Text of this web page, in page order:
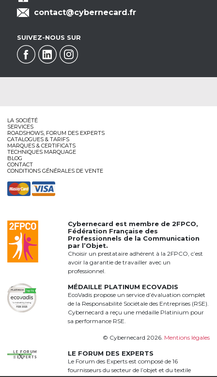
contact@cybernecard.fr
SUIVEZ-NOUS SUR
LA SOCIÉTÉ
SERVICES
ROADSHOWS, FORUM DES EXPERTS
CATALOGUES & TARIFS
MARQUES & CERTIFICATS
TECHNIQUES MARQUAGE
BLOG
CONTACT
CONDITIONS GÉNÉRALES DE VENTE
Cybernecard est membre de2FPCO,
Fédération Française des
Professionnels de la Communication
par l’Objet.
Choisir un prestataire adhérent à la 2FPCO, c’est
avoir la garantie de travailler avec un
professionnel.
MÉDAILLE PLATINUM ECOVADIS
EcoVadis propose un service d’évaluation complet
de la Responsabilité Sociétale des Entreprises (RSE).
Cybernecard a reçu une médaille Platinium pour
sa performance RSE.
© Cybernecard 2026. Mentions légales
LE FORUM DES EXPERTS
Le Forum des Experts est composé de 16
fournisseurs du secteur de l’objet et du textile